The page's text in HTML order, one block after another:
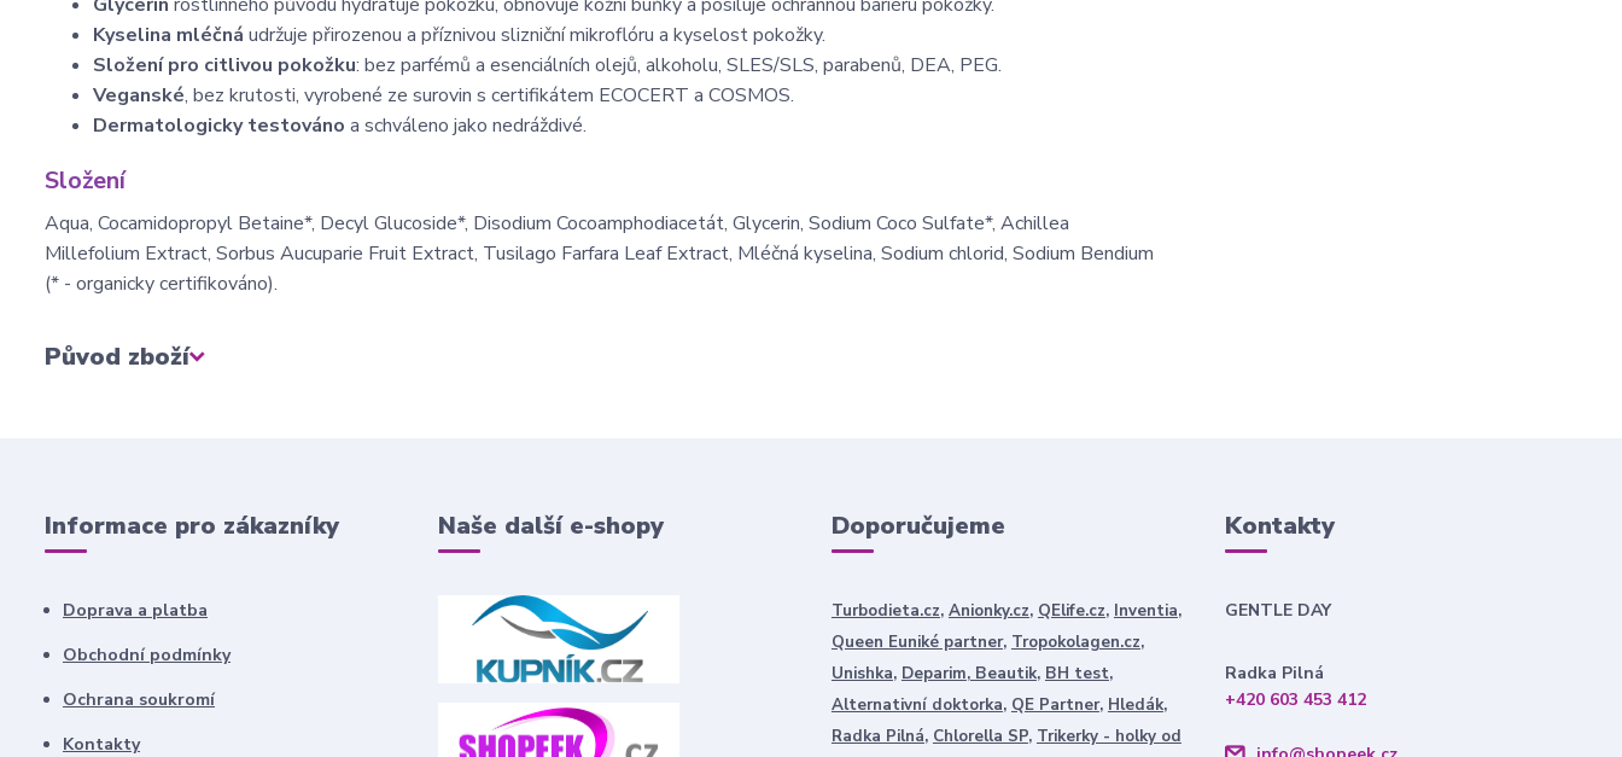
Kyselina mléčná udržuje přirozenou a příznivou slizniční mikroflóru a kyselost pokožky.
Složení pro citlivou pokožku: bez parfémů a esenciálních olejů, alkoholu, SLES/SLS, parabenů, DEA, PEG.
Veganské, bez krutosti, vyrobené ze surovin s certifikátem ECOCERT a COSMOS.
Dermatologicky testováno a schváleno jako nedráždivé.
Složení
Aqua, Cocamidopropyl Betaine*, Decyl Glucoside*, Disodium Cocoamphodiacetát, Glycerin, Sodium Coco Sulfate*, Achillea
Millefolium Extract, Sorbus Aucuparie Fruit Extract, Tusilago Farfara Leaf Extract, Mléčná kyselina, Sodium chlorid, Sodium Bendium
(* - organicky certifikováno).
Původ zboží
Informace pro zákazníky
Doprava a platba
Obchodní podmínky
Ochrana soukromí
Kontakty
Naše další e-shopy Doporučujeme
Turbodieta.cz, Anionky.cz, QElife.cz, Inventia,
Queen Euniké partner, Tropokolagen.cz,
Unishka, Deparim,Beautik, BH test,
Alternativní doktorka, QE Partner, Hledák,
Radka Pilná, Chlorella SP, Trikerky - holky od
Kontakty
GENTLE DAY
Radka Pilná
+420 603 453 412